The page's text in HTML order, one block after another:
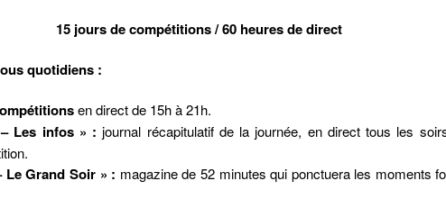
15 jours de compétitions / 60 heures de direct
quotidiens :
en direct de 15h à 21h.
Les infos » : journal récapitulatif de la journée, en direct tous les
Le Grand Soir » : magazine de 52 minutes qui ponctuera les moments